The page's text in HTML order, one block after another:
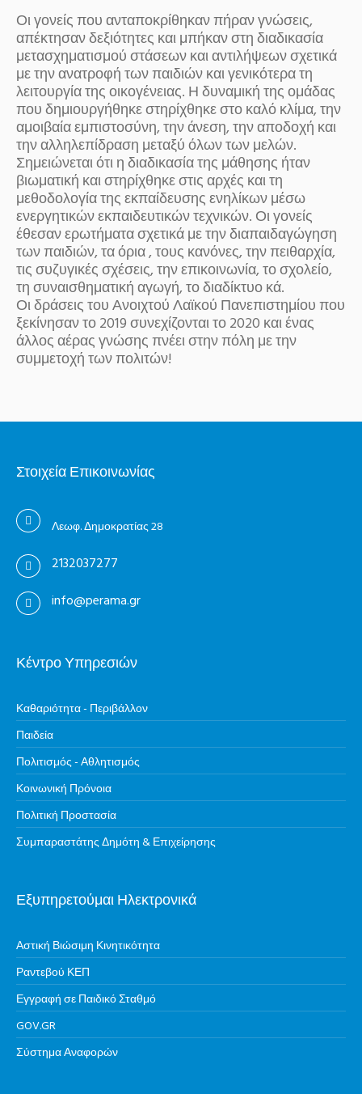
Οι γονείς που ανταποκρίθηκαν πήραν γνώσεις,
απέκτησαν δεξιότητες και μπήκαν στη διαδικασία
μετασχηματισμού στάσεων και αντιλήψεων σχετικά
με την ανατροφή των παιδιών και γενικότερα τη
λειτουργία της οικογένειας. Η δυναμική της ομάδας
που δημιουργήθηκε στηρίχθηκε στο καλό κλίμα, την
αμοιβαία εμπιστοσύνη, την άνεση, την αποδοχή και
την αλληλεπίδραση μεταξύ όλων των μελών.
Σημειώνεται ότι η διαδικασία της μάθησης ήταν
βιωματική και στηρίχθηκε στις αρχές και τη
μεθοδολογία της εκπαίδευσης ενηλίκων μέσω
ενεργητικών εκπαιδευτικών τεχνικών. Οι γονείς
έθεσαν ερωτήματα σχετικά με την διαπαιδαγώγηση
των παιδιών, τα όρια , τους κανόνες, την πειθαρχία,
τις συζυγικές σχέσεις, την επικοινωνία, το σχολείο,
τη συναισθηματική αγωγή, το διαδίκτυο κά.
Οι δράσεις του Ανοιχτού Λαϊκού Πανεπιστημίου που
ξεκίνησαν το 2019 συνεχίζονται το 2020 και ένας
άλλος αέρας γνώσης πνέει στην πόλη με την
συμμετοχή των πολιτών!
Στοιχεία Επικοινωνίας
Λεωφ. Δημοκρατίας 28
2132037277
info@perama.gr
Κέντρο Υπηρεσιών
Καθαριότητα - Περιβάλλον
Παιδεία
Πολιτισμός - Αθλητισμός
Κοινωνική Πρόνοια
Πολιτική Προστασία
Συμπαραστάτης Δημότη & Επιχείρησης
Εξυπηρετούμαι Ηλεκτρονικά
Αστική Βιώσιμη Κινητικότητα
Ραντεβού ΚΕΠ
Εγγραφή σε Παιδικό Σταθμό
GOV.GR
Σύστημα Αναφορών